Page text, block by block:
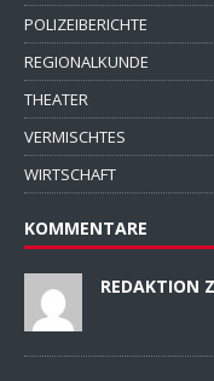
POLIZEIBERICHTE
REGIONALKUNDE
THEATER
VERMISCHTES
WIRTSCHAFT
KOMMENTARE
REDAKTION